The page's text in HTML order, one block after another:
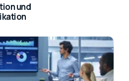
und